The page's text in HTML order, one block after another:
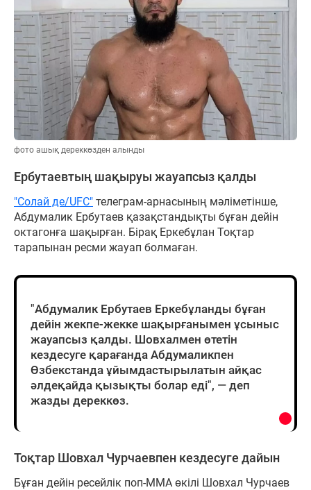
фото ашық дереккөзден алынды
Ербутаевтың шақыруы жауапсыз қалды
"Солай де/UFC" телеграм-арнасының мәліметінше,
Абдумалик Ербутаев қазақстандықты бұған дейін
октагонға шақырған. Бірақ Еркебұлан Тоқтар
тарапынан ресми жауап болмаған.
"Абдумалик Ербутаев Еркебұланды бұған
дейін жекпе-жекке шақырғанымен ұсыныс
жауапсыз қалды. Шовхалмен өтетін
кездесуге қарағанда Абдумаликпен
Өзбекстанда ұйымдастырылатын айқас
әлдеқайда қызықты болар еді", — деп
жазды дереккөз.
Тоқтар Шовхал Чурчаевпен кездесуге дайын
Бұған дейін ресейлік поп-ММА өкілі Шовхал Чурчаев